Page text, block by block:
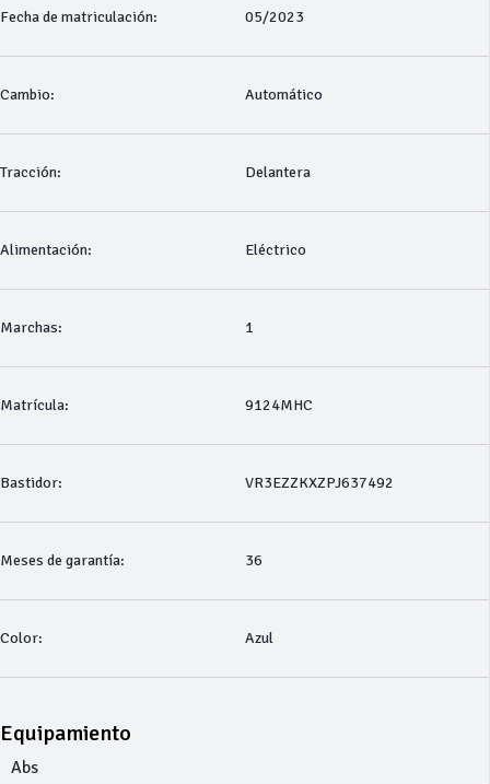
Fecha de matriculación: 05/2023
Cambio: Automático
Tracción: Delantera
Alimentación: Eléctrico
Marchas: 1
Matrícula: 9124MHC
Bastidor: VR3EZZKXZPJ637492
Meses de garantía: 36
Color: Azul
Equipamiento
Abs